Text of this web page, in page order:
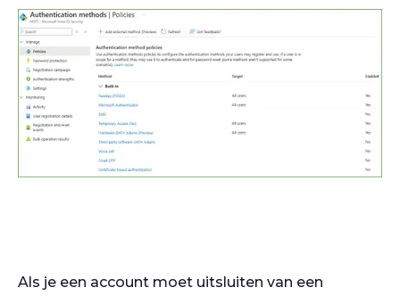
Als je een account moet uitsluiten van een